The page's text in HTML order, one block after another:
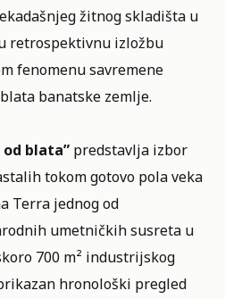
žitnog skladišta u
retrospektivnu izložbu
fenomenu savremene
banatske zemlje.
od blata” predstavlja izbor
tokom gotovo pola veka
Terra jednog od
umetničkih susreta u
700 m² industrijskog
hronološki pregled